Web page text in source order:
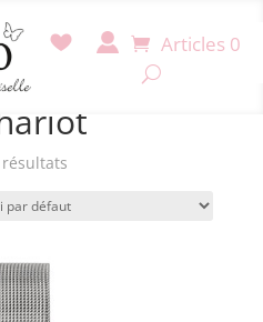
Articles 0
/ Glissière / chariot